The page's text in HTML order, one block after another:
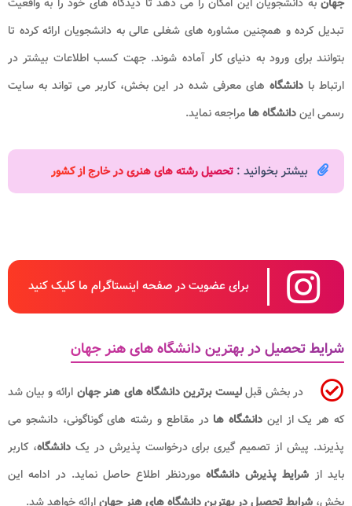
تبدیل کرده و همچنین مشاوره های شغلی عالی به دانشجویان ارائه کرده تا
بتوانند برای ورود به دنیای کار آماده شوند. جهت کسب اطلاعات بیشتر در
ارتباط بادانشگاه های معرفی شده در این بخش، کاربر می تواند به سایت
رسمی ایندانشگاه ها مراجعه نماید.
بیشتر بخوانید : تحصیل رشته های هنری در خارج از کشور
برای عضویت در صفحه اینستاگرام ما کلیک کنید
شرایط تحصیل در بهترین دانشگاه های هنر جهان
در بخش قبللیست برترین دانشگاه های هنر جهان ارائه و بیان شد
که هر یک از این دانشگاه ها در مقاطع و رشته های گوناگونی، دانشجو می
پذیرند. پیش از تصمیم گیری برای درخواست پذیرش در یک دانشگاه، کاربر
باید از شرایط پذیرش دانشگاه موردنظر اطلاع حاصل نماید. در ادامه این
بخش، شرایط تحصیل در بهترین دانشگاه های هنر جهانارائه خواهد شد.